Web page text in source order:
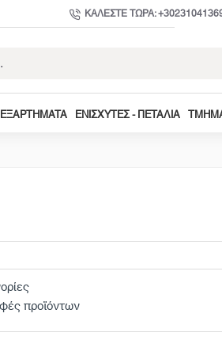
ΚΑΛΈΣΤΕ ΤΏΡΑ:
ΕΞΑΡΤΉΜΑΤΑ ΕΝΙΣΧΥΤΈΣ - ΠΕΤΆΛΙΑ
προϊόντων